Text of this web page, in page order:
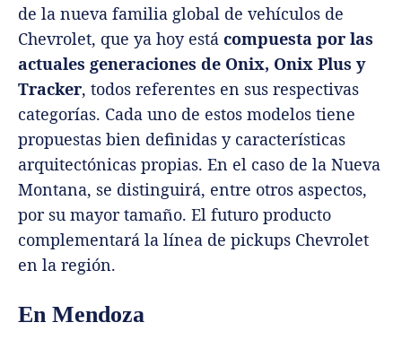
de la nueva familia global de vehículos de
Chevrolet, que ya hoy está compuesta por las
actuales generaciones de Onix, Onix Plus y
Tracker, todos referentes en sus respectivas
categorías. Cada uno de estos modelos tiene
propuestas bien definidas y características
arquitectónicas propias. En el caso de la Nueva
Montana, se distinguirá, entre otros aspectos,
por su mayor tamaño. El futuro producto
complementará la línea de pickups Chevrolet
en la región.
En Mendoza